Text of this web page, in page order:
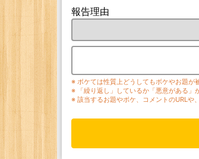
報告理由
※ ボケては性質上どうしてもボケやお題が
※ 「繰り返し」しているか「悪意がある」
※ 該当するお題やボケ、コメントのURLや